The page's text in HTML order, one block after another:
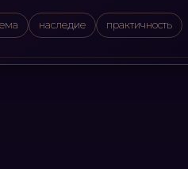
наследие практичность